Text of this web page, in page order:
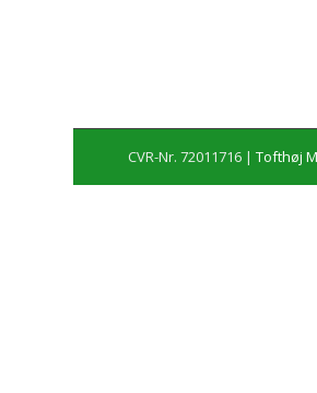
CVR-Nr. 72011716 |Tofthøj